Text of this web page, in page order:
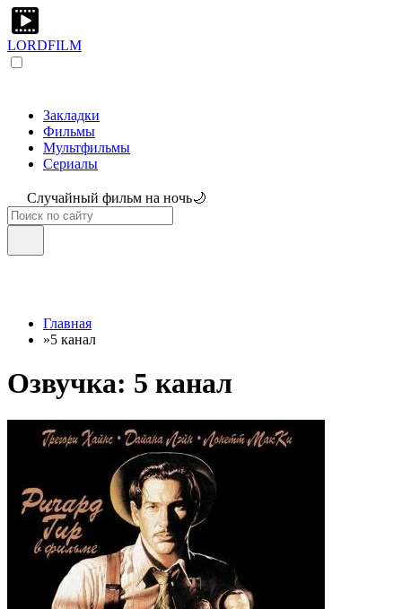
LORDFILM
Закладки
Фильмы
Мультфильмы
Сериалы
Случайный фильм на ночь🌙
Главная
»5 канал
Озвучка: 5 канал